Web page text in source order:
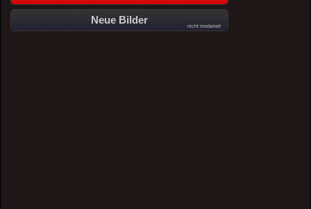
Neue Bilder
nicht moderiert